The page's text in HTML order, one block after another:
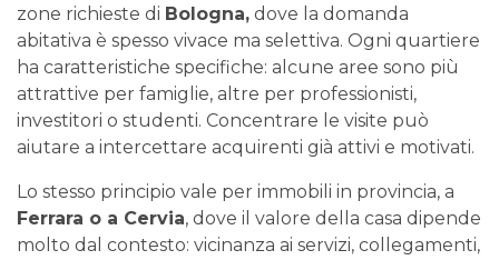
zone richieste di Bologna, dove la domanda
abitativa è spesso vivace ma selettiva. Ogni quartiere
ha caratteristiche specifiche: alcune aree sono più
attrattive per famiglie, altre per professionisti,
investitori o studenti. Concentrare le visite può
aiutare a intercettare acquirenti già attivi e motivati.
Lo stesso principio vale per immobili in provincia, a
Ferrara o a Cervia, dove il valore della casa dipende
molto dal contesto: vicinanza ai servizi, collegamenti,